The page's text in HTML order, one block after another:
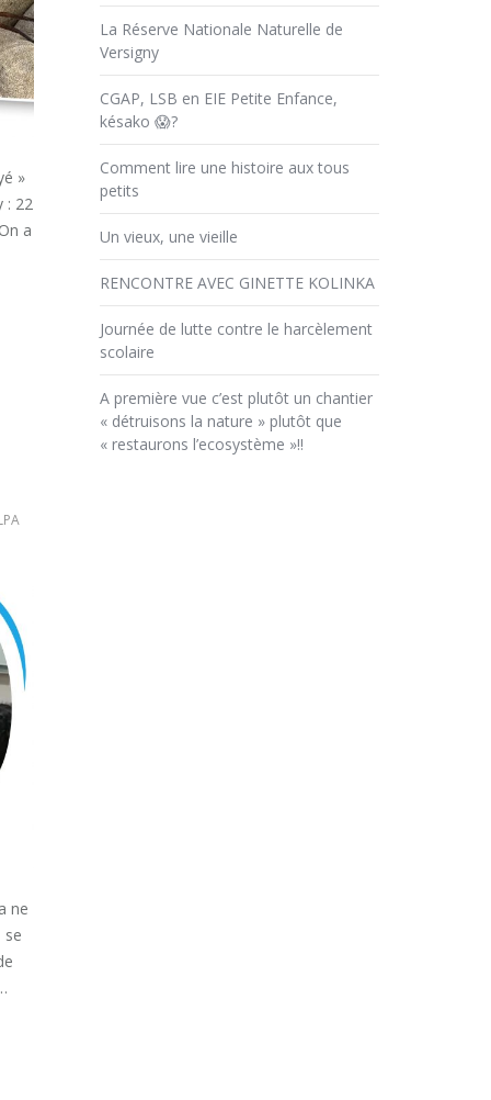
»
: 22
a
ne
se
La Réserve Nationale Naturelle de
Versigny
CGAP, LSB en EIE Petite Enfance,
késako 😱?
Comment lire une histoire aux tous
petits
Un vieux, une vieille
RENCONTRE AVEC GINETTE KOLINKA
Journée de lutte contre le harcèlement
scolaire
A première vue c’est plutôt un chantier
« détruisons la nature » plutôt que
« restaurons l’ecosystème »!!